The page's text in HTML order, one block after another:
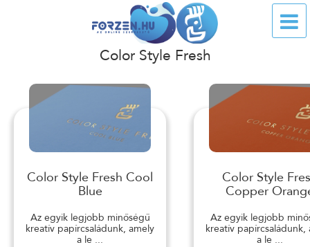
Color Style Fresh
Color Style Fresh Cool
Blue
Az egyik legjobb minőségű
kreatív papírcsaládunk, amely
a le ...
Color Style
Copper
Az egyik legjobb
kreatív papírcsaládunk,
a le ...